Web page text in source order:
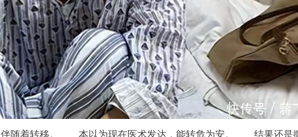
随着转移。 本以为现在医术发达，能转危为安。 结果还是